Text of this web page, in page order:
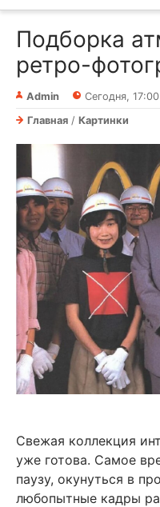
Подборка
ретро-
Admin Сегодня, 17:00
Главная / Картинки
Свежая коллекция
уже готова. Самое
паузу, окунуться в
любопытные кадры